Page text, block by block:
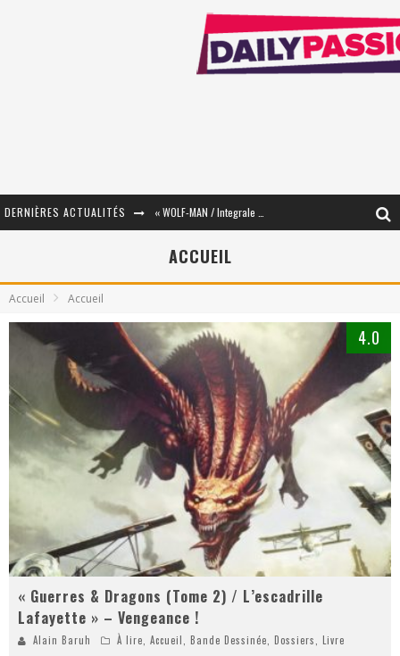
DERNIÈRES ACTUALITÉS
« Le Béton et le Bambou / Propositions pour Mayotte et le Monde. » - Améliorations !
Star Fox
« Dr Wertham / L’homme qui étudia les tueurs en série » - Un Métier à Risque !
Assassin's Creed Black Flag Resynced
« Le Vent dand les Saules » - Une Belle Histoire !
« Damn Them All » - Un duo de Choc !
Yoshi and the mysterious book
« WOLF-MAN / Integrale Tomes 1 et 2 » - Cruelle Vengeance !
ACCUEIL
Accueil Accueil
4.0
« Guerres & Dragons (Tome 2) / L’escadrille
Lafayette » – Vengeance !
Alain Baruh À lire, Accueil, Bande Dessinée, Dossiers, Livre